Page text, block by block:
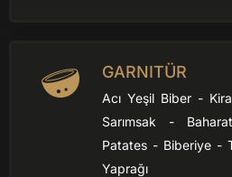
GARNITÜR
Acı Yeşil Biber -
Sarımsak -
Patates - Biberiye -
Yaprağı